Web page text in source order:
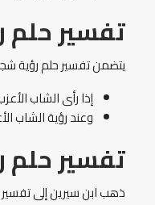
تفسير حلم
يتضمن تفسير حلم رؤية
إذا رأى الشاب
وعند رؤية الشاب
تفسير حلم
ذهب ابن سيرين إلى